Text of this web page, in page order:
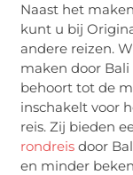
Naast het
kunt u bij
andere reizen.
maken door
behoort tot de
inschakelt voor
reis. Zij bieden
rondreis door
en minder